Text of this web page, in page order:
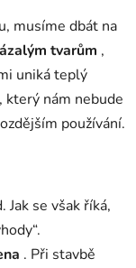
musíme dbát na
tvarům ,
uniká teplý
který nám nebude
používání.
Jak se však říká,
. Při stavbě